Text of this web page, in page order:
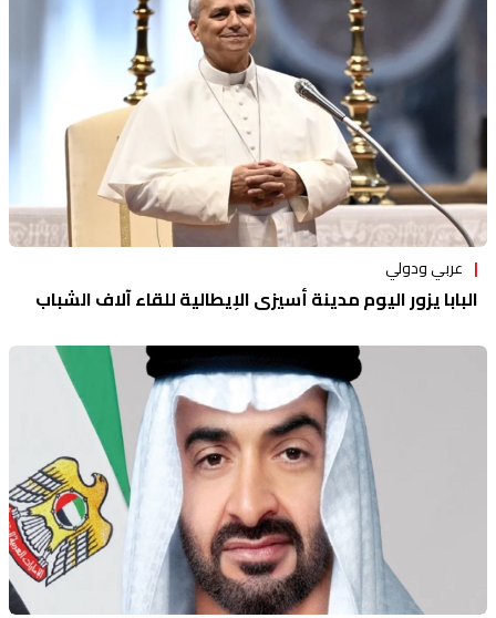
عربي ودولي
البابا يزور اليوم مدينة أسيزي الإيطالية للقاء آلاف الشباب